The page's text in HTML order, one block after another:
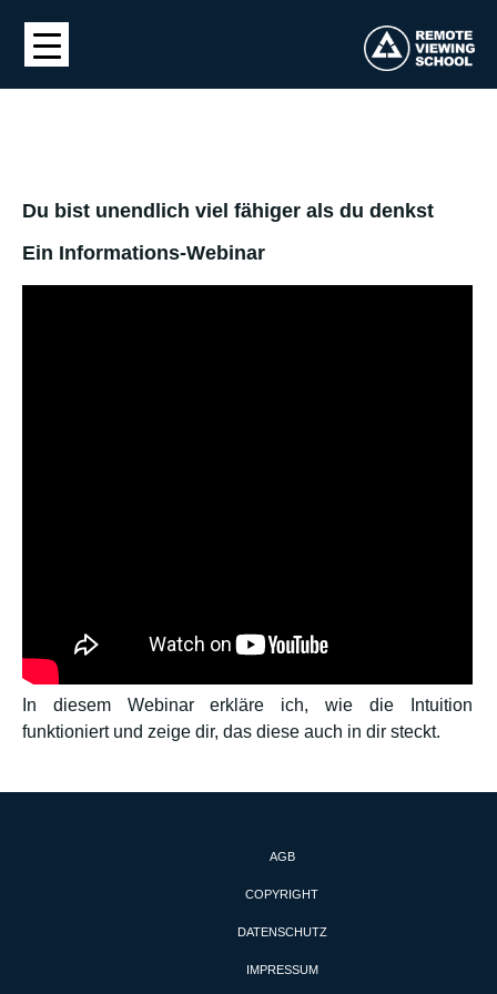
Du bist unendlich viel fähiger als du denkst
Ein Informations-Webinar
In diesem Webinar erkläre ich, wie die Intuition
funktioniert und zeige dir, das diese auch in dir steckt.
AGB
COPYRIGHT
DATENSCHUTZ
IMPRESSUM